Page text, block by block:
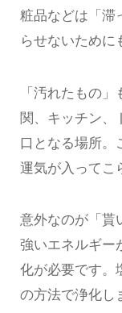
粧品などは「滞
らせないために
「汚れたもの
関、キッチン、
口となる場所。
運気が入ってこ
意外なのが「貰
強いエネルギー
化が必要です。
の方法で浄化し